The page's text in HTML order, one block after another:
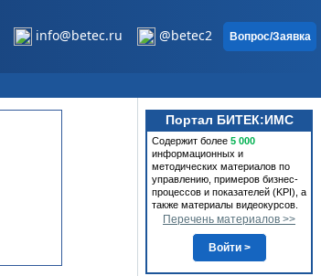
Портал БИТЕК:ИМС
Содержит более 5 000
информационных и
методических материалов по
управлению, примеров бизнес-
процессов и показателей (KPI), а
также материалы видеокурсов.
Перечень материалов >>
Войти >
info@betec.ru @betec2 Вопрос/Заявка